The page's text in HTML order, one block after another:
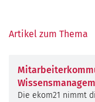
Artikel zum Thema
Die ekom21 nimmt